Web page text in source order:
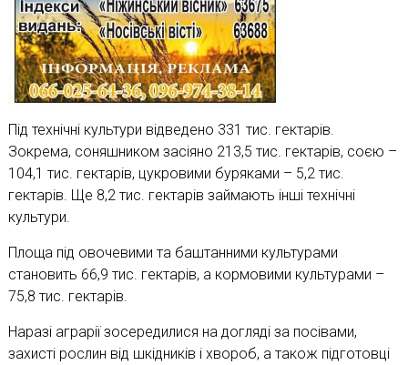
Під технічні культури відведено 331 тис. гектарів.
Зокрема, соняшником засіяно 213,5 тис. гектарів, соєю –
104,1 тис. гектарів, цукровими буряками – 5,2 тис.
гектарів. Ще 8,2 тис. гектарів займають інші технічні
культури.
Площа під овочевими та баштанними культурами
становить 66,9 тис. гектарів, а кормовими культурами –
75,8 тис. гектарів.
Наразі аграрії зосередилися на догляді за посівами,
захисті рослин від шкідників і хвороб, а також підготовці